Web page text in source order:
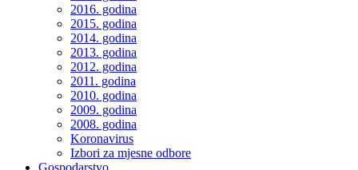
2016. godina
2015. godina
2014. godina
2013. godina
2012. godina
2011. godina
2010. godina
2009. godina
2008. godina
Koronavirus
Izbori za mjesne odbore
Gospodarstvo